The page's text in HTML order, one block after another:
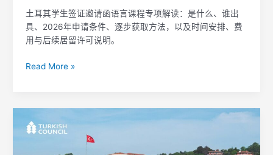
土耳其学生签证邀请函语言课程专项解读：是什么、谁出
具、2026年申请条件、逐步获取方法，以及时间安排、费
用与后续居留许可说明。
（2026
年）
Read More »
拉